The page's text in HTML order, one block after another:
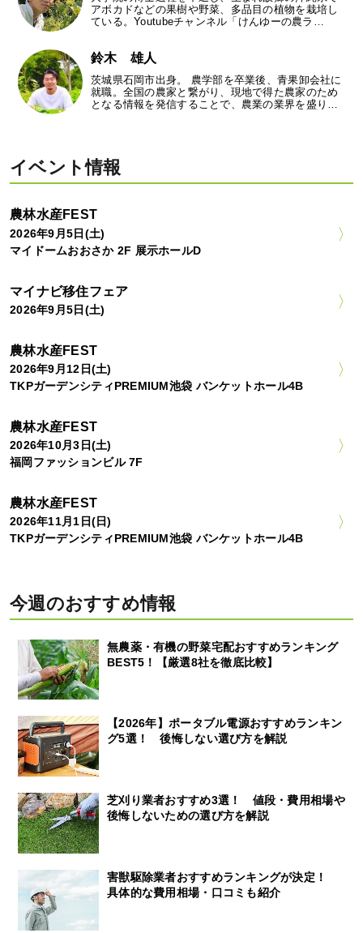
アボカドなどの果樹や野菜、多品目の植物を栽培し
ている。Youtubeチャンネル「けんゆーの農ラ…
鈴木 雄人
茨城県石岡市出身。 農学部を卒業後、青果卸会社に
就職。全国の農家と繋がり、現地で得た農家のため
となる情報を発信することで、農業の業界を盛り…
イベント情報
農林水産FEST
2026年9月5日(土)
マイドームおおさか 2F 展示ホールD
マイナビ移住フェア
2026年9月5日(土)
農林水産FEST
2026年9月12日(土)
TKPガーデンシティPREMIUM池袋 バンケットホール4B
農林水産FEST
2026年10月3日(土)
福岡ファッションビル 7F
農林水産FEST
2026年11月1日(日)
TKPガーデンシティPREMIUM池袋 バンケットホール4B
今週のおすすめ情報
無農薬・有機の野菜宅配おすすめランキング
BEST5！【厳選8社を徹底比較】
【2026年】ポータブル電源おすすめランキン
グ5選！ 後悔しない選び方を解説
芝刈り業者おすすめ3選！ 値段・費用相場や
後悔しないための選び方を解説
害獣駆除業者おすすめランキングが決定！
具体的な費用相場・口コミも紹介